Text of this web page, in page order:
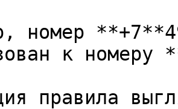
номер
к номеру
правила